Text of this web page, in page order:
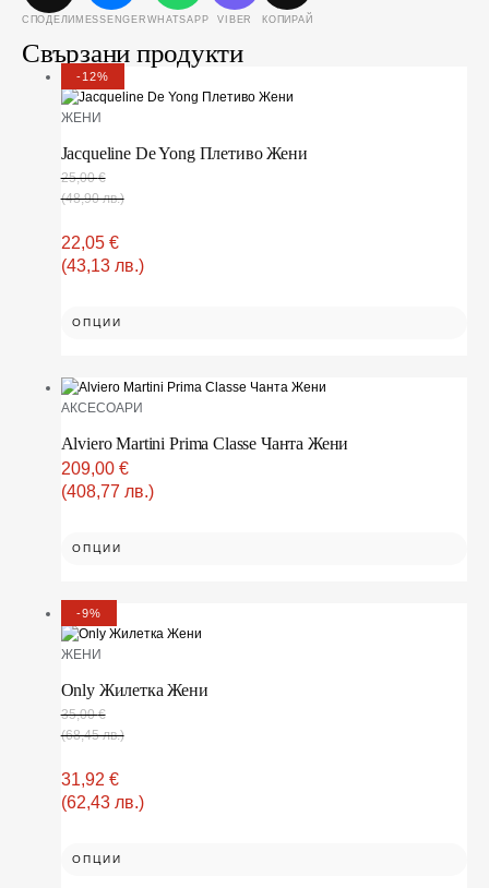
СПОДЕЛИ MESSENGER WHATSAPP VIBER КОПИРАЙ
Свързани продукти
-12%
ЖЕНИ
Jacqueline De Yong Плетиво Жени
25,00€
(48,90 лв.)
22,05 €
(43,13 лв.)
ОПЦИИ
АКСЕСОАРИ
Alviero Martini Prima Classe Чанта Жени
209,00 €
(408,77 лв.)
ОПЦИИ
-9%
ЖЕНИ
Only Жилетка Жени
35,00€
(68,45 лв.)
31,92 €
(62,43 лв.)
ОПЦИИ